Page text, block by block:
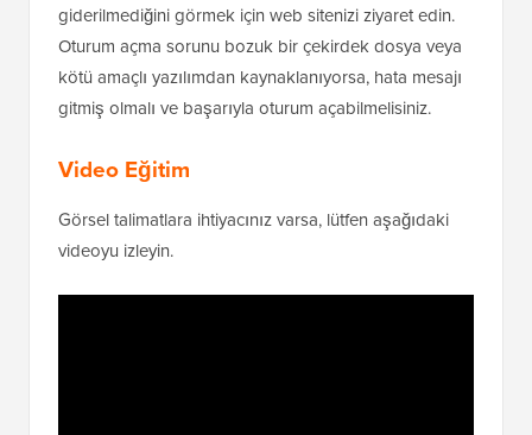
giderilmediğini görmek için web sitenizi ziyaret edin.
Oturum açma sorunu bozuk bir çekirdek dosya veya
kötü amaçlı yazılımdan kaynaklanıyorsa, hata mesajı
gitmiş olmalı ve başarıyla oturum açabilmelisiniz.
Video Eğitim
Görsel talimatlara ihtiyacınız varsa, lütfen aşağıdaki
videoyu izleyin.